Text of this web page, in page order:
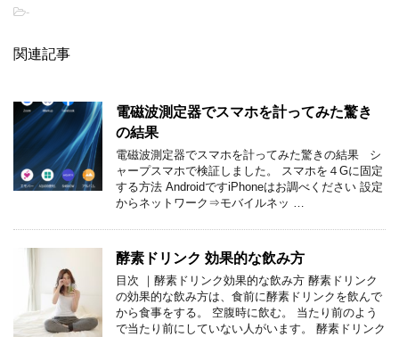
-
関連記事
電磁波測定器でスマホを計ってみた驚き
の結果
電磁波測定器でスマホを計ってみた驚きの結果 シ
ャープスマホで検証しました。 スマホを４Gに固定
する方法 AndroidですiPhoneはお調べください 設定
からネットワーク⇒モバイルネッ …
酵素ドリンク 効果的な飲み方
目次 ｜酵素ドリンク効果的な飲み方 酵素ドリンク
の効果的な飲み方は、食前に酵素ドリンクを飲んで
から食事をする。 空腹時に飲む。 当たり前のよう
で当たり前にしていない人がいます。 酵素ドリンク